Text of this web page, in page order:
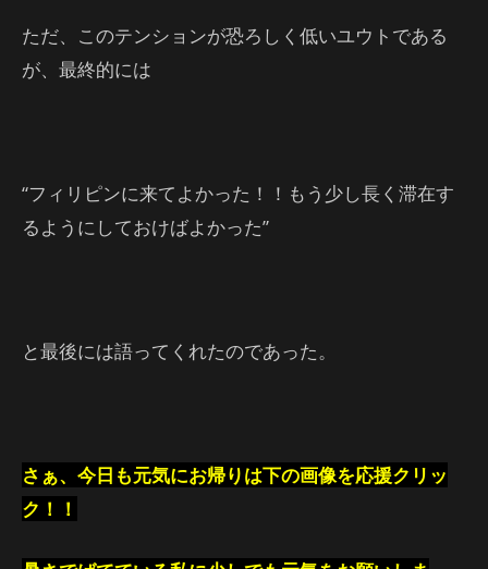
ただ、このテンションが恐ろしく低いユウトである
が、最終的には
“フィリピンに来てよかった！！もう少し長く滞在す
るようにしておけばよかった”
と最後には語ってくれたのであった。
さぁ、今日も元気にお帰りは下の画像を応援クリッ
ク！！